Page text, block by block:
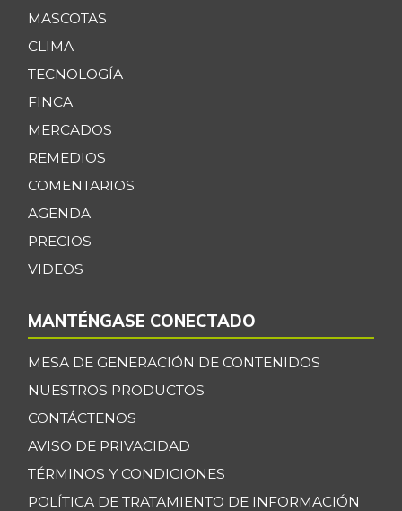
MASCOTAS
CLIMA
TECNOLOGÍA
FINCA
MERCADOS
REMEDIOS
COMENTARIOS
AGENDA
PRECIOS
VIDEOS
MANTÉNGASE CONECTADO
MESA DE GENERACIÓN DE CONTENIDOS
NUESTROS PRODUCTOS
CONTÁCTENOS
AVISO DE PRIVACIDAD
TÉRMINOS Y CONDICIONES
POLÍTICA DE TRATAMIENTO DE INFORMACIÓN